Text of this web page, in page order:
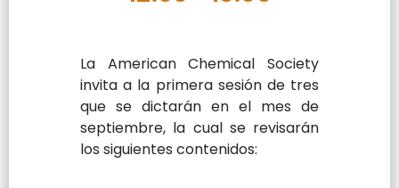
La American Chemical Society
invita a la primera sesión de tres
que se dictarán en el mes de
septiembre, la cual se revisarán
los siguientes contenidos: